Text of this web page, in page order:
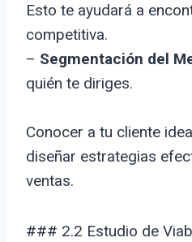
Esto te ayudará a
competitiva.
– Segmentación del
quién te diriges.
Conocer a tu cliente
diseñar estrategias
ventas.
### 2.2 Estudio de